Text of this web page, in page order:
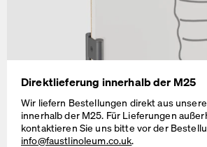
Weiß, magnetische, beschreibbare Oberfläche auf einer Seite;
Direktlieferung innerhalb der M25
Wir liefern Bestellungen direkt aus
innerhalb der M25. Für Lieferungen
kontaktieren Sie uns bitte vor der
info@faustlinoleum.co.uk